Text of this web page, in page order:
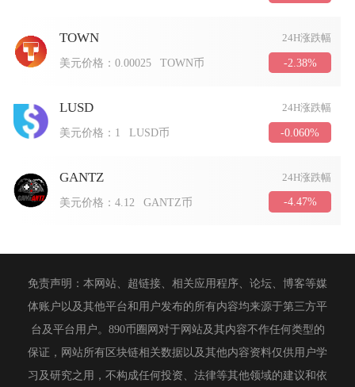
TOWN 24H涨跌幅
美元价格：0.00025 TOWN币 -2.38%
LUSD 24H涨跌幅
美元价格： 1 LUSD币 -0.060%
GANTZ 24H涨跌幅
美元价格：4.12 GANTZ币 -4.47%
免责声明：本网站、超链接、相关应用程序、论坛、博客等媒
体账户以及其他平台和用户发布的所有内容均来源于第三方平
台及平台用户。890币圈网对于网站及其内容不作任何类型的
保证，网站所有区块链相关数据以及其他内容资料仅供用户学
习及研究之用，不构成任何投资、法律等其他领域的建议和依